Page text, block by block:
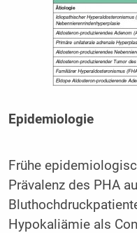
Epidemiologie
Frühe
Prävalenz des PHA
Hypokaliämie als